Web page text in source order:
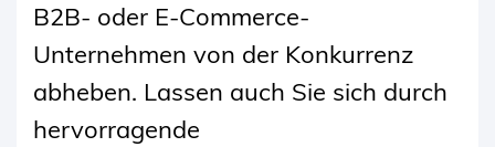
B2B- oder E-Commerce-
Unternehmen von der Konkurrenz
abheben. Lassen auch Sie sich durch
hervorragende